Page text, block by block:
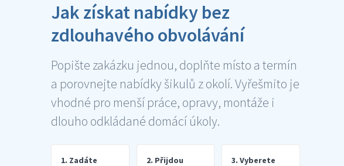
Jak získat nabídky bez
zdlouhavého obvolávání
Popište zakázku jednou, doplňte místo a termín
a porovnejte nabídky šikulů z okolí. Vyřešmito je
vhodné pro menší práce, opravy, montáže i
dlouho odkládané domácí úkoly.
1. Zadáte
2. Přijdou
3. Vyberete